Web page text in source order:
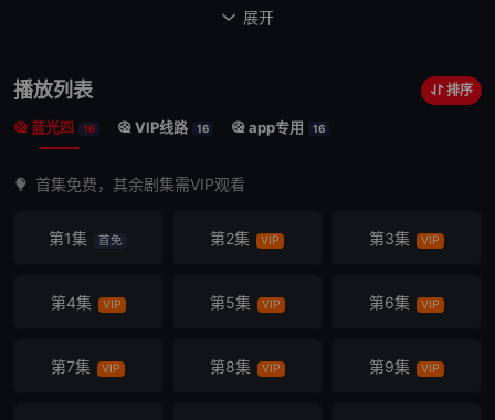
打造。此剧以拥有相同沉重的生活负担40岁男人与20岁
 展开
播放列表 排序
蓝光四 16 VIP线路 16 app专用 16
首集免费，其余剧集需VIP观看
第1集 首免 第2集 VIP 第3集 VIP
第4集 VIP 第5集 VIP 第6集 VIP
第7集 VIP 第8集 VIP 第9集 VIP